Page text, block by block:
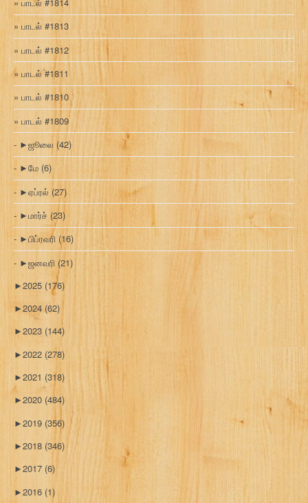
பாடல் #1813
பாடல் #1812
பாடல் #1811
பாடல் #1810
பாடல் #1809
►ஜூலை (42)
►மே (6)
►ஏப்ரல் (27)
►மார்ச் (23)
►பிப்ரவரி (16)
►ஜனவரி (21)
►2025 (176)
►2024 (62)
►2023 (144)
►2022 (278)
►2021 (318)
►2020 (484)
►2019 (356)
►2018 (346)
►2017 (6)
►2016 (1)